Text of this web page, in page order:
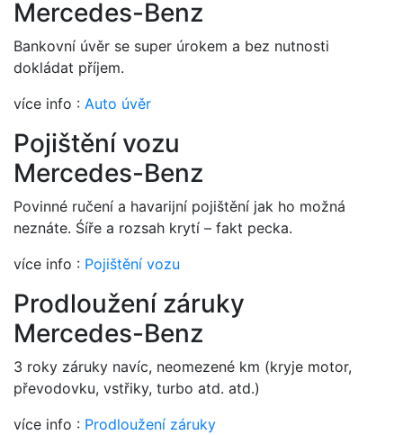
Mercedes-Benz
Bankovní úvěr se super úrokem a bez nutnosti
dokládat příjem.
více info : Auto úvěr
Pojištění vozu
Mercedes-Benz
Povinné ručení a havarijní pojištění jak ho možná
neznáte. Śíře a rozsah krytí – fakt pecka.
více info : Pojištění vozu
Prodloužení záruky
Mercedes-Benz
3 roky záruky navíc, neomezené km (kryje motor,
převodovku, vstřiky, turbo atd. atd.)
více info : Prodloužení záruky